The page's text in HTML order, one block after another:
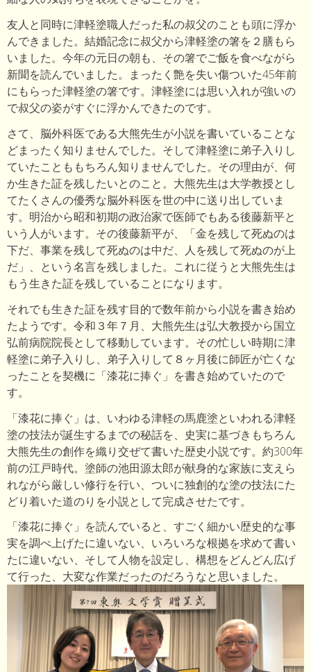
友人と同時に津軽塗職人だった私の叔父のことも頭に浮か
んできました。結婚記念に叔父から津軽塗の箸を２膳もら
いました。今年の元日の朝も、その箸でご飯を食べながら
新聞を読んでいました。まったく艶を失い傷ついた45年前
にもらった津軽塗の箸です。津軽塗には思い入れが強いの
で叔父の姿がすぐに浮かんできたのです。
さて、脳外科医である大熊先生が小説を書いていることな
どまったく知りませんでした。そして津軽塗に弟子入りし
ていたことももちろん知りませんでした。その理由が、何
か生きた証を残したいとのこと。大熊先生は大学教授とし
てたくさんの優秀な脳外科医を世の中に送り出していま
す。明治から昭和初期の政治家で医師でもある後藤新平と
いう人がいます。その後藤新平が、「金を残して死ぬのは
下だ、事業を残して死ぬのは中だ、人を残して死ぬのが上
だ」、という名言を残しました。これに従うと大熊先生は
もう生きた証を残していることになります。
それでも生きた証を残す目的で数年前から小説を書き始め
たようです。令和３年７月、大熊先生は弘大教授から国立
弘前病院院長として移動しています。その忙しい時期に津
軽塗に弟子入りし、弟子入りして８ヶ月後に師匠が亡くな
ったことを契機に「漆花に捧ぐ」を書き始めていたので
す。
「漆花に捧ぐ」は、いわゆる津軽の馬鹿塗といわれる津軽
塗の技法が誕生するまでの秘話を、史実に基づきもちろん
大熊先生の創作を織り交ぜて書いた歴史小説です。約300年
前の江戸時代。塗師の池田源太郎が献身的な家族に支えら
れながら厳しい修行を行い、ついに独創的な塗の技法にた
どり着いた道のりを小説として完成させたです。
「漆花に捧ぐ」を読んでいると、すごく細かい歴史的な事
実を調べ上げたに違いない、いろいろな根拠を求めて書い
たに違いない、そして人物を設定し、構想をどんどん広げ
て行った、大変な作業だったのだろうなと思いました。